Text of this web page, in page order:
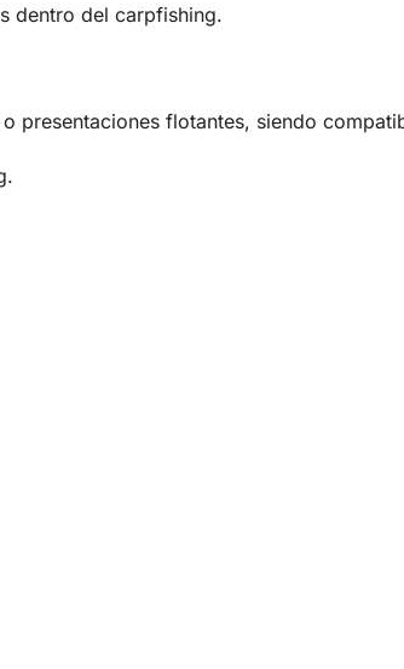
dentro del carpfishing.
presentaciones flotantes, siendo